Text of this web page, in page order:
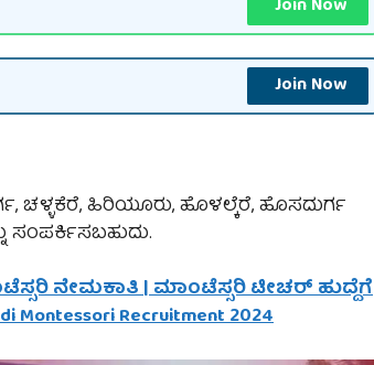
Join Now
Join Now
ಚಳ್ಳಕೆರೆ, ಹಿರಿಯೂರು, ಹೊಳಲ್ಕೆರೆ, ಹೊಸದುರ್ಗ
ಸಂಪರ್ಕಿಸಬಹುದು.
ನೇಮಕಾತಿ | ಮಾಂಟೆಸ್ಸರಿ ಟೀಚರ್ ಹುದ್ದೆಗೆ
Recruitment 2024